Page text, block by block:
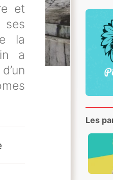
et
la
a
Les